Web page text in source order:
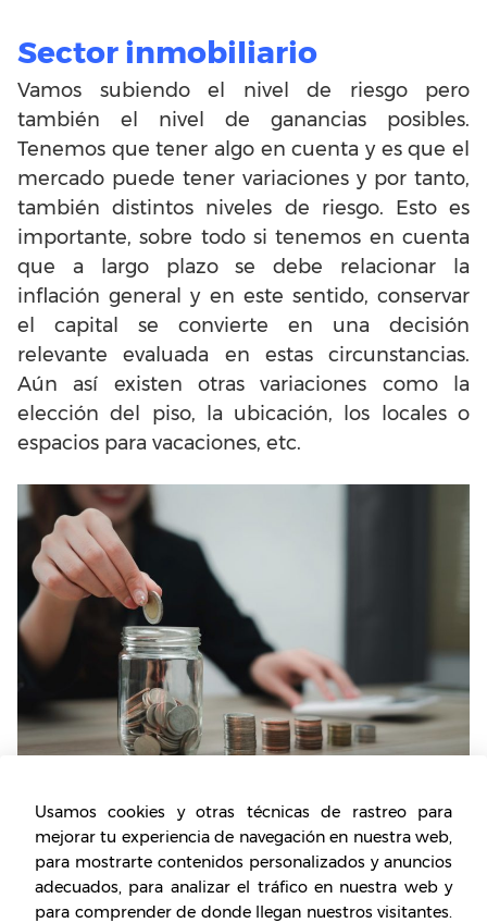
Sector inmobiliario
Vamos subiendo el nivel de riesgo pero
también el nivel de ganancias posibles.
Tenemos que tener algo en cuenta y es que el
mercado puede tener variaciones y por tanto,
también distintos niveles de riesgo. Esto es
importante, sobre todo si tenemos en cuenta
que a largo plazo se debe relacionar la
inflación general y en este sentido, conservar
el capital se convierte en una decisión
relevante evaluada en estas circunstancias.
Aún así existen otras variaciones como la
elección del piso, la ubicación, los locales o
espacios para vacaciones, etc.
Las acciones
Uno de los sectores deinversión en los que se
suele pensar son las acciones, pues son una de
Usamos cookies y otras técnicas de rastreo para
mejorar tu experiencia de navegación en nuestra web,
para mostrarte contenidos personalizados y anuncios
adecuados, para analizar el tráfico en nuestra web y
para comprender de donde llegan nuestros visitantes.